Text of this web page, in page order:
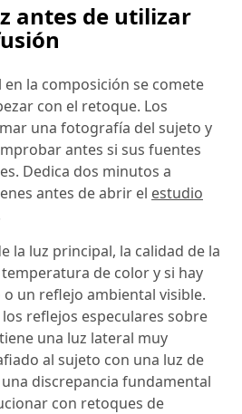
antes de utilizar
la composición se comete
con el retoque. Los
una fotografía del sujeto y
antes si sus fuentes
Dedica dos minutos a
antes de abrir el estudio
la luz principal, la calidad de la
de color y si hay
un reflejo ambiental visible.
reflejos especulares sobre
una luz lateral muy
al sujeto con una luz de
discrepancia fundamental
con retoques de